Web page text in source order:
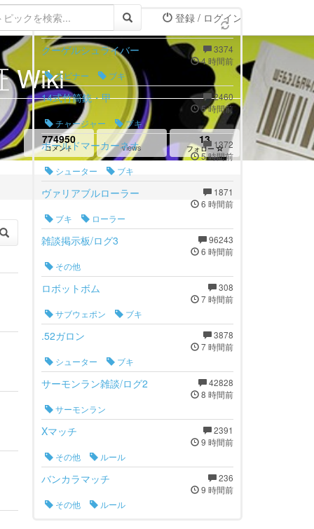
登録 / ログイン
Wiki
774950
コメント views
13
フォロー
最新トピック
3374
4 時間前
クーゲルシュライバー
スピナー
ブキ
2460
5 時間前
14式竹筒銃・甲
チャージャー
ブキ
1372
5 時間前
ボールドマーカーネオ
シューター
ブキ
1871
6 時間前
ヴァリアブルローラー
ブキ
ローラー
96243
6 時間前
雑談掲示板/ログ3
その他
308
7 時間前
ロボットボム
サブウェポン
ブキ
3878
7 時間前
.52ガロン
シューター
ブキ
42828
8 時間前
サーモンラン雑談/ログ2
サーモンラン
2391
9 時間前
Xマッチ
その他
ルール
236
9 時間前
バンカラマッチ
その他 ルール